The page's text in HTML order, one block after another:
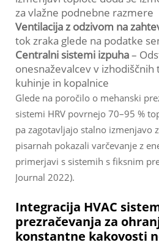
za vlažne podnebne razmere
Ventilacija z odzivom na
tok zraka glede na podatke
Centralni sistemi izpuha–
onesnaževalcev v izhodiščnih
kuhinje in kopalnice
Glede na poročilo o mehanski
sistemi HRV povrnejo 70–95 %
pa zagotavljajo stalno izmenjavo
pisarnah pokazali varčevanje z
primerjavi s sistemih s fiksnim
Journal 2022).
Integracija HVAC
prezračevanja za
konstantne kakovosti